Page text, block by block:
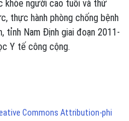
khỏe người cao tuổi và thử
thực hành phòng chống bệnh
tỉnh Nam Định giai đoạn 2011-
Y tế công cộng.
Commons Attribution-phi